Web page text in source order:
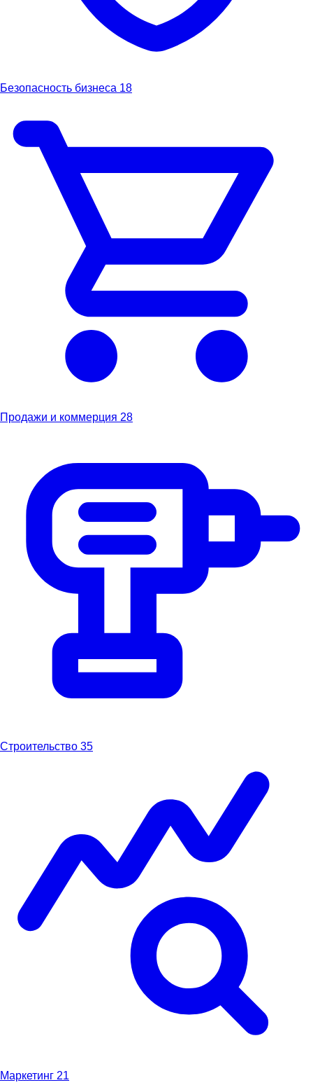
Безопасность бизнеса 18
Продажи и коммерция 28
Строительство 35
Маркетинг 21